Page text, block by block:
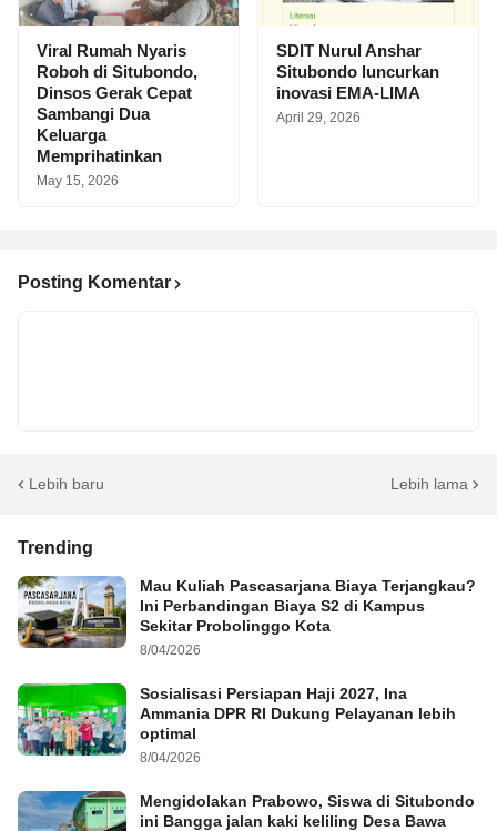
Viral Rumah Nyaris
Roboh di Situbondo,
Dinsos Gerak Cepat
Sambangi Dua
Keluarga
Memprihatinkan
May 15, 2026
SDIT Nurul Anshar
Situbondo luncurkan
inovasi EMA-LIMA
April 29, 2026
Posting Komentar
Lebih baru Lebih lama
Trending
Mau Kuliah Pascasarjana Biaya Terjangkau?
Ini Perbandingan Biaya S2 di Kampus
Sekitar Probolinggo Kota
8/04/2026
Sosialisasi Persiapan Haji 2027, Ina
Ammania DPR RI Dukung Pelayanan lebih
optimal
8/04/2026
Mengidolakan Prabowo, Siswa di Situbondo
ini Bangga jalan kaki keliling Desa Bawa